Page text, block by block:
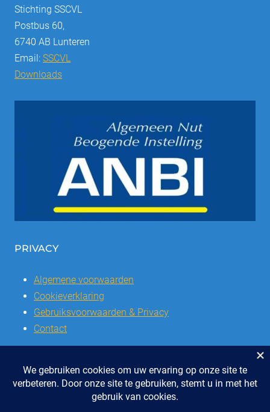
Stichting SSCVL
Postbus 60,
6740 AB Lunteren
Email: SSCVL
Downloads
PRIVACY
Algemene voorwaarden
Cookieverklaring
Gebruiksvoorwaarden & Privacy
Contact
© 2026 | Stichting SSCVL | Dorpshuis Het Westhoffhuis: Dorpsstraat